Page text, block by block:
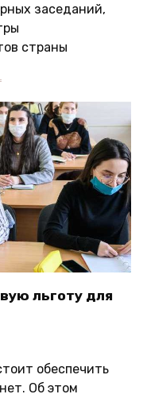
заседаний,
страны
льготу для
обеспечить
Об этом